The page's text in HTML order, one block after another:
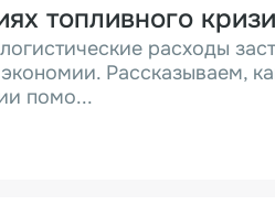
топливного
расходы
Рассказываем,
помо...